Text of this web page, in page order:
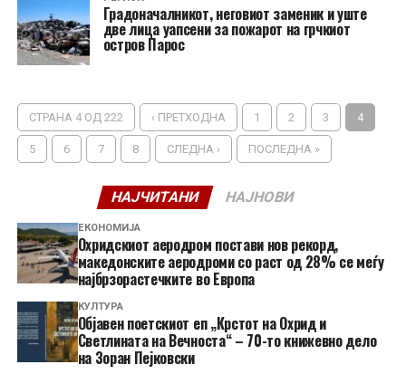
Градоначалникот, неговиот заменик и уште
две лица уапсени за пожарот на грчкиот
остров Парос
СТРАНА 4 ОД 222 ‹ ПРЕТХОДНА 1 2 3 4
5 6 7 8 СЛЕДНА › ПОСЛЕДНА »
НАЈЧИТАНИ НАЈНОВИ
ЕКОНОМИЈА
Охридскиот аеродром постави нов рекорд,
македонските аеродроми со раст од 28% се меѓу
најбрзорастечките во Европа
КУЛТУРА
Објавен поетскиот еп „Крстот на Охрид и
Светлината на Вечноста“ – 70-то книжевно дело
на Зоран Пејковски